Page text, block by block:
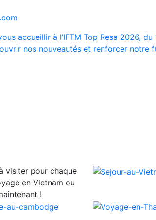
accueillir à l’IFTM Top Resa 2026,
nos nouveautés et renforcer notre
visiter pour chaque
en Vietnam ou
!